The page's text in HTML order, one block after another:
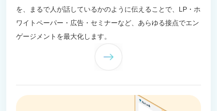
を、まるで人が話しているかのように伝えることで、LP・ホ
ワイトペーパー・広告・セミナーなど、あらゆる接点でエン
ゲージメントを最大化します。